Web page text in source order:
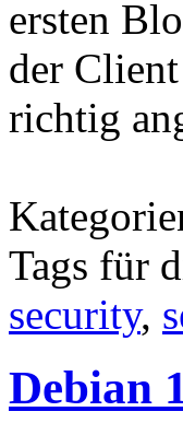
ersten
der
richtig
Tags für
security,
Debian